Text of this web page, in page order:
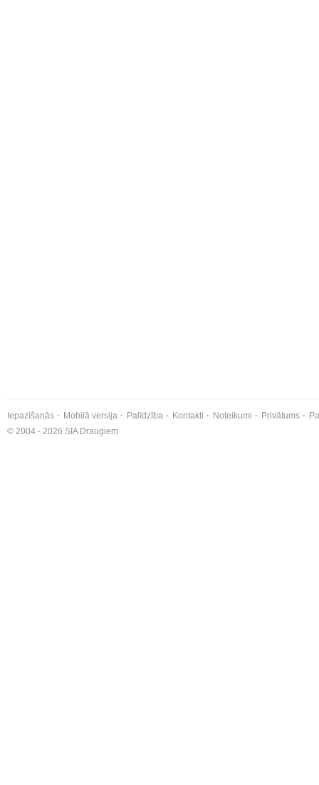
Iepazīšanās Mobilā versija Palīdzība Kontakti Noteikumi Privātums
© 2004 - 2026 SIA Draugiem